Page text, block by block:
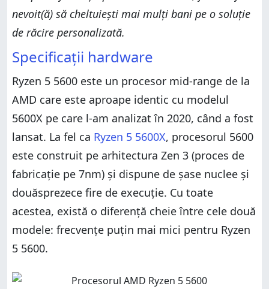
nevoit(ă) să cheltuiești mai mulți bani pe o soluție
de răcire personalizată.
Specificații hardware
Ryzen 5 5600 este un procesor mid-range de la
AMD care este aproape identic cu modelul
5600X pe care l-am analizat în 2020, când a fost
lansat. La fel ca Ryzen 5 5600X, procesorul 5600
este construit pe arhitectura Zen 3 (proces de
fabricație pe 7nm) și dispune de șase nuclee și
douăsprezece fire de execuție. Cu toate
acestea, există o diferență cheie între cele două
modele: frecvențe puțin mai mici pentru Ryzen
5 5600.